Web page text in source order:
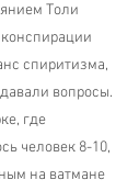
Толи
спиритизма,
вопросы.
где
человек 8-10,
на ватмане